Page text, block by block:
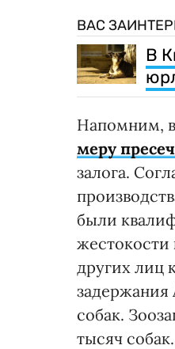
ВАС
В
Напомним, в
меру
залога.
были
жестокости
других лиц
задержания
собак.
тысяч собак.